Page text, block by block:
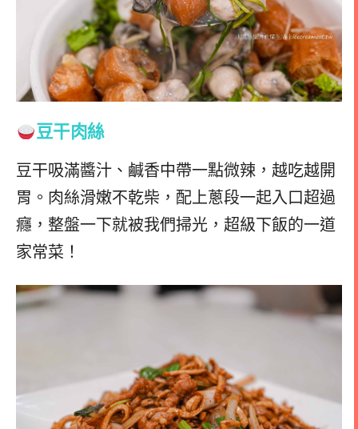
豆干肉絲
豆干吸滿醬汁、鹹香中帶一點微辣，越吃越開
胃。肉絲滑嫩不乾柴，配上蔥段一起入口超過
癮，整盤一下就被我們掃光，超級下飯的一道
家常菜！